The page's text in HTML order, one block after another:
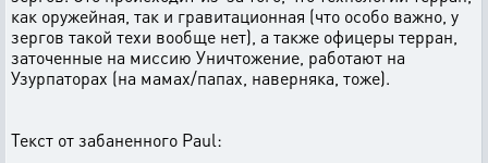
как оружейная, так и гравитационная (что особо важно, у
зергов такой техи вообще нет), а также офицеры терран,
заточенные на миссию Уничтожение, работают на
Узурпаторах (на мамах/папах, наверняка, тоже).
Текст от забаненного Paul: